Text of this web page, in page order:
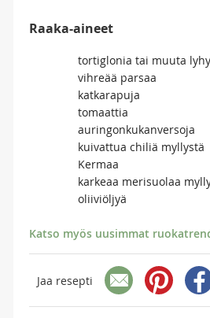
Raaka-aineet
tortiglonia tai muuta
vihreää parsaa
katkarapuja
tomaattia
auringonkukanversoja
kuivattua chiliä myllystä
Kermaa
karkeaa merisuolaa
oliiviöljyä
Katso myös uusimmat
Jaa resepti